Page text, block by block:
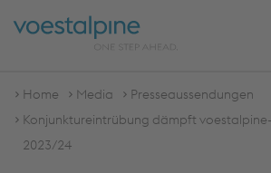
Home Media
Presseaussendungen
Konjunktureintrübung dämpft
2023/24